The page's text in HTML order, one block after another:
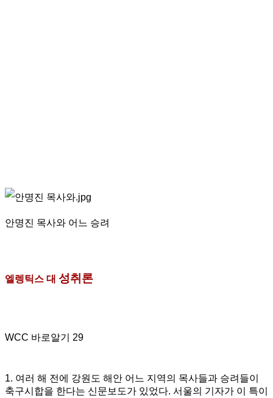
안명진 목사와 어느 승려
엘렝틱스 대 성취론
WCC 바로알기 29
1. 여러 해 전에 강원도 해안 어느 지역의 목사들과 승려들이
축구시합을 한다는 신문보도가 있었다. 서울의 기자가 이 특이